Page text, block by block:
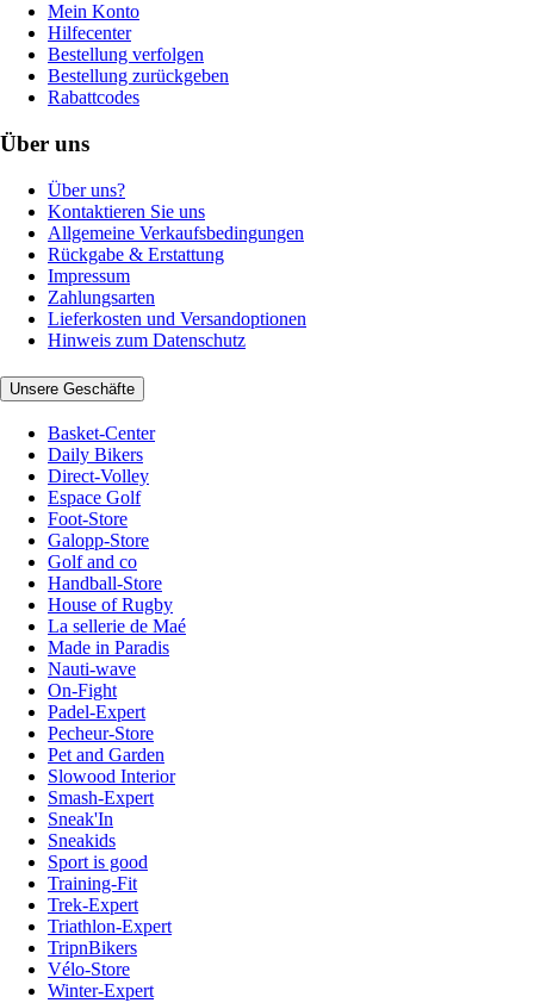
Mein Konto
Hilfecenter
Bestellung verfolgen
Bestellung zurückgeben
Rabattcodes
Über uns
Über uns?
Kontaktieren Sie uns
Allgemeine Verkaufsbedingungen
Rückgabe & Erstattung
Impressum
Zahlungsarten
Lieferkosten und Versandoptionen
Hinweis zum Datenschutz
Unsere Geschäfte
Basket-Center
Daily Bikers
Direct-Volley
Espace Golf
Foot-Store
Galopp-Store
Golf and co
Handball-Store
House of Rugby
La sellerie de Maé
Made in Paradis
Nauti-wave
On-Fight
Padel-Expert
Pecheur-Store
Pet and Garden
Slowood Interior
Smash-Expert
Sneak'In
Sneakids
Sport is good
Training-Fit
Trek-Expert
Triathlon-Expert
TripnBikers
Vélo-Store
Winter-Expert